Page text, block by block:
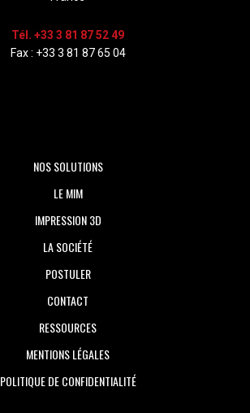
Tél. +33 3 81 87 52 49
Fax : +33 3 81 87 65 04
NOS SOLUTIONS
LE MIM
IMPRESSION 3D
LA SOCIÉTÉ
POSTULER
CONTACT
RESSOURCES
MENTIONS LÉGALES
POLITIQUE DE CONFIDENTIALITÉ